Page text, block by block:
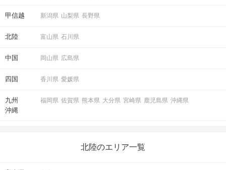
甲信越 新潟県 山梨県 長野県
北陸 富山県 石川県
中国 岡山県 広島県
四国 香川県 愛媛県
九州
沖縄
福岡県 佐賀県 熊本県 大分県 宮崎県 鹿児島県 沖縄県
北陸のエリア一覧